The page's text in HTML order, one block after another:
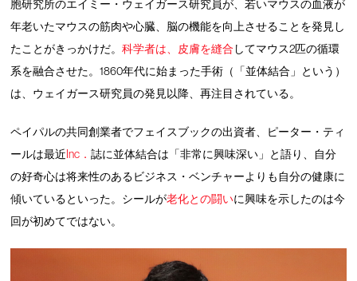
胞研究所のエイミー・ウェイガース研究員が、若いマウスの血液が
年老いたマウスの筋肉や心臓、脳の機能を向上させることを発見し
たことがきっかけだ。科学者は、皮膚を縫合 してマウス2匹の循環
系を融合させた。1860年代に始まった手術（「並体結合」という）
は、ウェイガース研究員の発見以降、再注目されている。
ペイパルの共同創業者でフェイスブックの出資者、ピーター・ティ
ールは最近 Inc．誌に並体結合は「非常に興味深い」と語り、自分
の好奇心は将来性のあるビジネス・ベンチャーよりも自分の健康に
傾いているといった。シールが老化との闘いに興味を示したのは今
回が初めてではない。